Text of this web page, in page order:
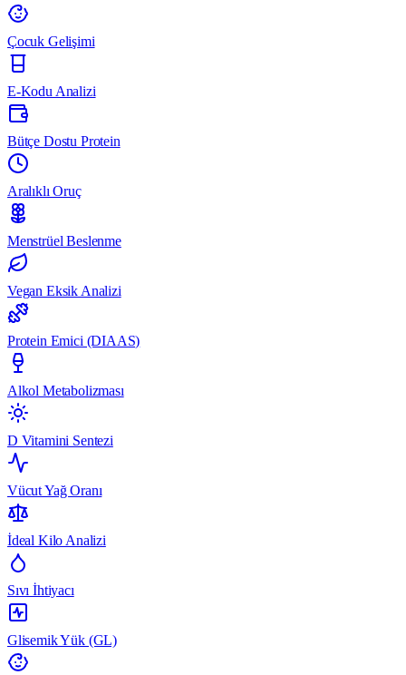
Çocuk Gelişimi
E-Kodu Analizi
Bütçe Dostu Protein
Aralıklı Oruç
Menstrüel Beslenme
Vegan Eksik Analizi
Protein Emici (DIAAS)
Alkol Metabolizması
D Vitamini Sentezi
Vücut Yağ Oranı
İdeal Kilo Analizi
Sıvı İhtiyacı
Glisemik Yük (GL)